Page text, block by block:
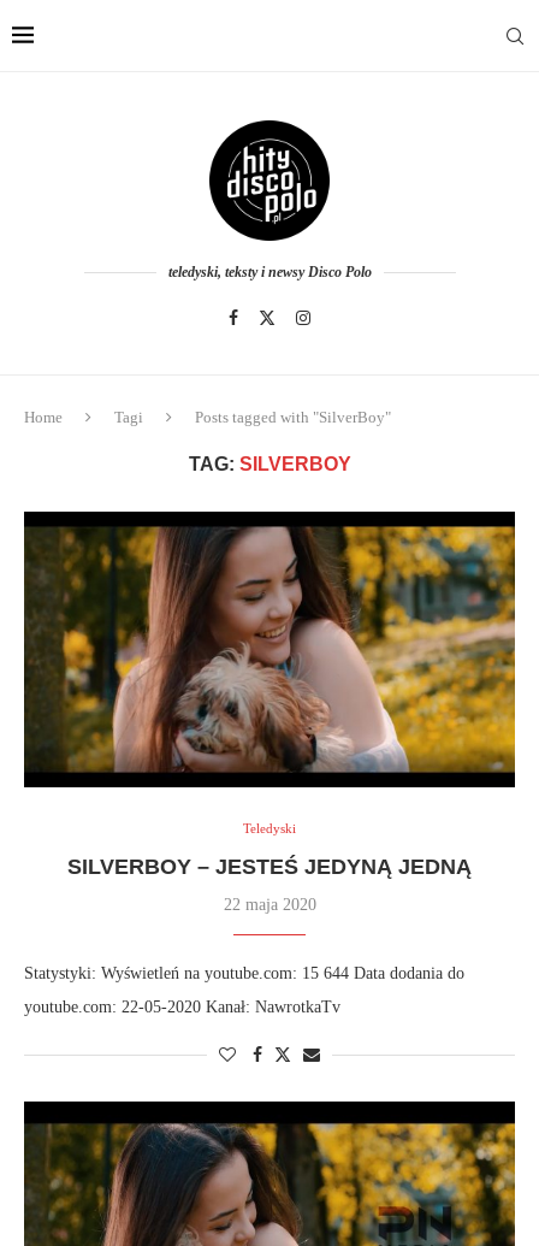
teledyski, teksty i newsy Disco Polo
Home Tagi Posts tagged with "SilverBoy"
TAG: SILVERBOY
Teledyski
SILVERBOY – JESTEŚ JEDYNĄ JEDNĄ
22 maja 2020
Statystyki: Wyświetleń na youtube.com: 15 644 Data dodania do
youtube.com: 22-05-2020 Kanał: NawrotkaTv